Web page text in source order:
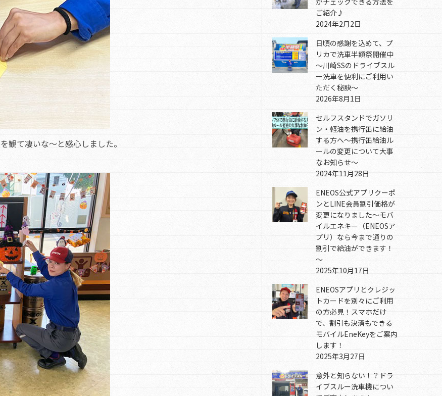
観て凄いな～と感心しました。
ご紹介♪
2024年2月2日
日頃の感謝を込めて、プ
リカで洗車半額祭開催中
～川崎SSのドライブスル
ー洗車を便利にご利用い
ただく秘訣～
2026年8月1日
セルフスタンドでガソリ
ン・軽油を携行缶に給油
する方へ～携行缶給油ル
ールの変更について大事
なお知らせ～
2024年11月28日
ENEOS公式アプリクーポ
ンとLINE会員割引価格が
変更になりました～モバ
イルエネキー（ENEOSア
プリ）なら今まで通りの
割引で給油ができます！
～
2025年10月17日
ENEOSアプリとクレジッ
トカードを別々にご利用
の方必見！スマホだけ
で、割引も決済もできる
モバイルEneKeyをご案内
します！
2025年3月27日
意外と知らない！？ドラ
イブスルー洗車機につい